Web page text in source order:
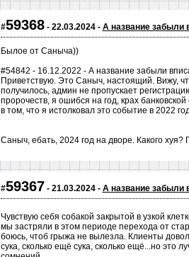
#59368- 22.03.2024 - А название забыли
Былое от Саныча))
#54842 - 16.12.2022 - А название забыли
Приветствую. Это Саныч, настоящий. Вижу,
получилось, админ не пропускает
пророчеств, я ошибся на год, крах
в том, что я истолковал это событие в 2022
Саныч, ебать, 2024 год на дворе. Какого
#59367 - 21.03.2024 - А название забыли
Чувствую себя собакой закрытой в узкой
мы застряли в этом периоде перехода от
боюсь, чтоб грыжа не вылезла. Клиенты
сука, сколько ещё сука, сколько ещё...но это